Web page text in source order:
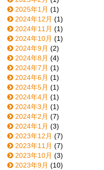
2025年1月 (1)
2024年12月 (1)
2024年11月 (1)
2024年10月 (1)
2024年9月 (2)
2024年8月 (4)
2024年7月 (1)
2024年6月 (1)
2024年5月 (1)
2024年4月 (1)
2024年3月 (1)
2024年2月 (7)
2024年1月 (3)
2023年12月 (7)
2023年11月 (7)
2023年10月 (3)
2023年9月 (10)